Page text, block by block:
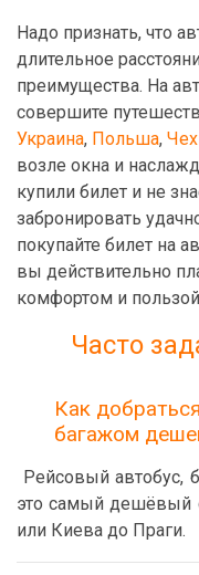
Надо признать, что
длительное
преимущества. На
совершите
Украина, Польша,
возле окна и
купили билет и не
забронировать
покупайте билет на
вы действительно
комфортом и
Часто
Как
багажом
Рейсовый автобус,
это самый дешёвый
или Киева до Праги.